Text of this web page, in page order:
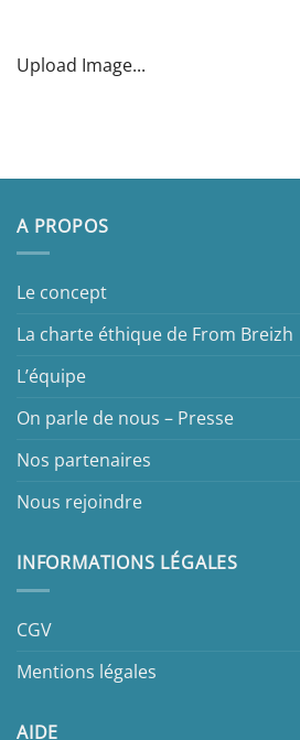
Upload Image...
A PROPOS
Le concept
La charte éthique de From Breizh
L’équipe
On parle de nous – Presse
Nos partenaires
Nous rejoindre
INFORMATIONS LÉGALES
CGV
Mentions légales
AIDE